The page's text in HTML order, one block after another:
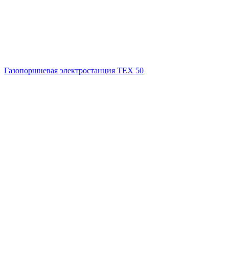
Газопоршневая электростанция ТЕХ 50